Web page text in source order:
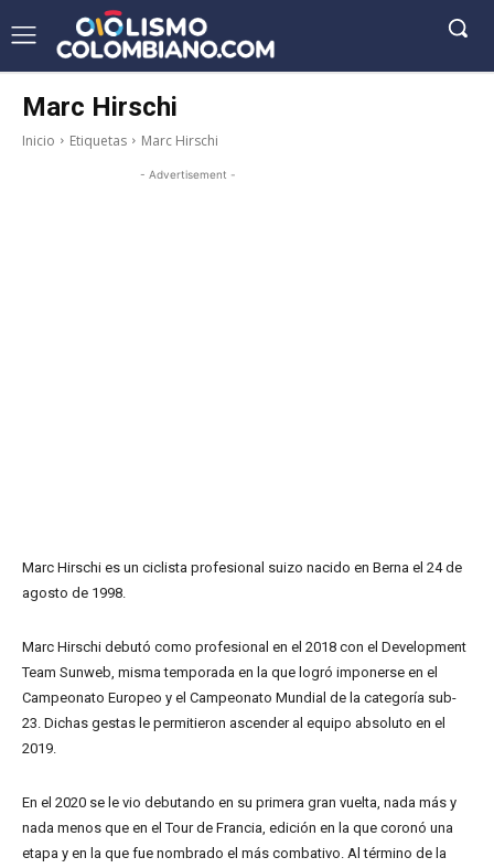
Marc Hirschi
Inicio Etiquetas Marc Hirschi
- Advertisement -
Marc Hirschi es un ciclista profesional suizo nacido en Berna el 24 de
agosto de 1998.
Marc Hirschi debutó como profesional en el 2018 con el Development
Team Sunweb, misma temporada en la que logró imponerse en el
Campeonato Europeo y el Campeonato Mundial de la categoría sub-
23. Dichas gestas le permitieron ascender al equipo absoluto en el
2019.
En el 2020 se le vio debutando en su primera gran vuelta, nada más y
nada menos que en el Tour de Francia, edición en la que coronó una
etapa y en la que fue nombrado el más combativo. Al término de la